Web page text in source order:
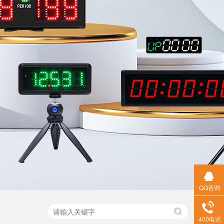
QQ咨询
400电话